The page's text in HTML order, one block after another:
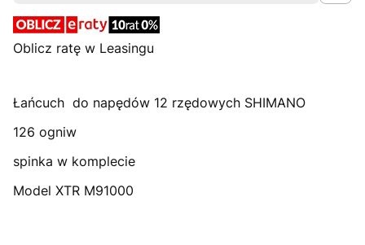
Oblicz ratę w Leasingu
Łańcuch do napędów 12 rzędowych SHIMANO
126 ogniw
spinka w komplecie
Model XTR M91000